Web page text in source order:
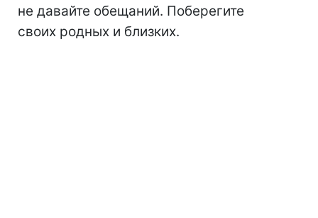
не давайте обещаний. Поберегите
своих родных и близких.